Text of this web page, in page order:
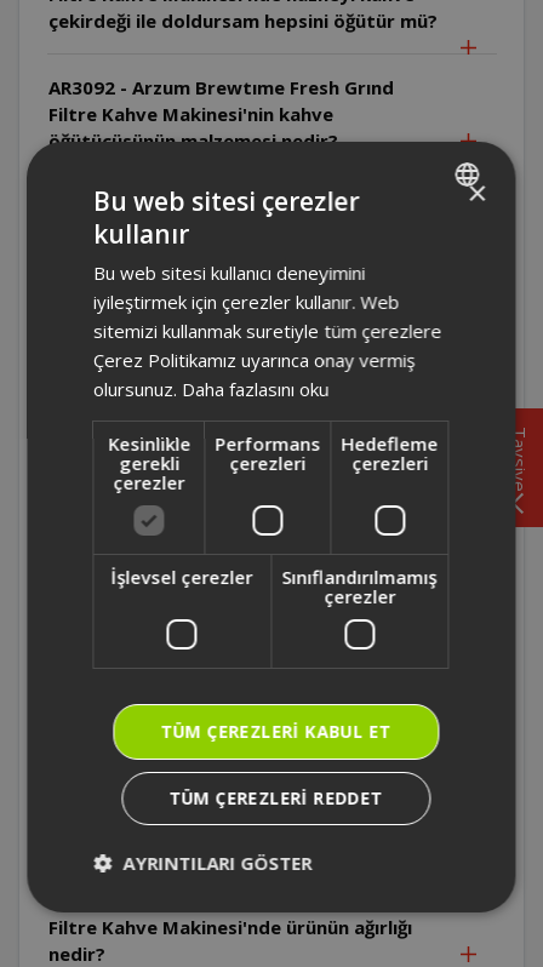
çekirdeği ile doldursam hepsini öğütür mü?
AR3092 - Arzum Brewtıme Fresh Grınd
Filtre Kahve Makinesi'nin kahve
öğütücüsünün malzemesi nedir?
AR3092 - Arzum Brewtıme Fresh Grınd
Filtre Kahve Makinesi'nin ölçüleri nedir?
AR3092 - Arzum Brewtıme Fresh Grınd
Filtre Kahve Makinesi'nin öğütücüsü
nasıldır?
AR3092 - Arzum Brewtıme Fresh Grınd
Filtre Kahve Makinesi süt ile kullanıma
uygun mu?
AR3092 - Arzum Brewtıme Fresh Grınd
Filtre Kahve Makinesi'nde filtre kağıt
kullanmak gerekir mi?
yüksekliği nedir?
AR3092 - Arzum Brewtıme Fresh Grınd
Filtre Kahve Makinesi'nde kahve hazır
olduğunda sesli uyarı var mı?
Filtre Kahve Makinesi'nde ürünün ağırlığı
nedir?
Tavsiye
×
Bu web sitesi çerezler
kullanır
Bu web sitesi kullanıcı deneyimini
iyileştirmek için çerezler kullanır. Web
sitemizi kullanmak suretiyle tüm çerezlere
Çerez Politikamız uyarınca onay vermiş
olursunuz. Daha fazlasını oku
Kesinlikle
gerekli
çerezler
Performans
çerezleri
Hedefleme
çerezleri
İşlevsel çerezler
Sınıflandırılmamış
çerezler
TÜM ÇEREZLERI KABUL ET
TÜM ÇEREZLERI REDDET
AYRINTILARI GÖSTER